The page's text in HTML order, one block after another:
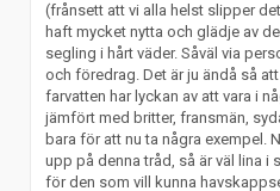
(frånsett att vi alla helst slipper
haft mycket nytta och glädje av
segling i hårt väder. Såväl via
och föredrag. Det är ju ändå så
farvatten har lyckan av att vara i
jämfört med britter, fransmän,
bara för att nu ta några exempel.
upp på denna tråd, så är väl lina i
för den som vill kunna